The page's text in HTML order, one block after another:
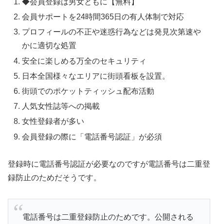
◆会員登録は男女ともに【無料】
会員サポートを24時間365日の有人体制で対応
プロフィールの不正や迷惑行為などは発見次第速や
かに適切な処置
安全に楽しめる万全のセキュリティ
日本全国様々なエリアに街頭看板を設置。
街頭でのポケットティッシュ配布活動
人気女性誌等への掲載
女性登録者が多い
会員登録の際に「電話番号認証」が必須
登録時に電話番号認証が必要なのですが電話番号は二重登
録防止のためだそうです。
電話番号は二重登録防止のためです。公開される